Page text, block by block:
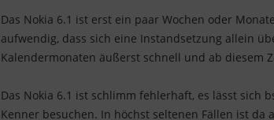
Das Nokia 6.1 ist erst ein paar Wochen oder
aufwendig, dass sich eine Instandsetzung allein
Kalendermonaten äußerst schnell und ab diesem
Das Nokia 6.1 ist schlimm fehlerhaft, es lässt sich
Kenner besuchen. In höchst seltenen Fällen ist